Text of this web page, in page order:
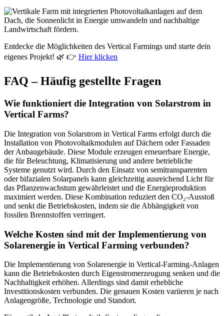
Entdecke die Möglichkeiten des Vertical Farmings und starte dein
eigenes Projekt! 🌿 👉 Hier klicken
FAQ – Häufig gestellte Fragen
Wie funktioniert die Integration von Solarstrom in
Vertical Farms?
Die Integration von Solarstrom in Vertical Farms erfolgt durch die
Installation von Photovoltaikmodulen auf Dächern oder Fassaden
der Anbaugebäude. Diese Module erzeugen erneuerbare Energie,
die für Beleuchtung, Klimatisierung und andere betriebliche
Systeme genutzt wird. Durch den Einsatz von semitransparenten
oder bifazialen Solarpanels kann gleichzeitig ausreichend Licht für
das Pflanzenwachstum gewährleistet und die Energieproduktion
maximiert werden. Diese Kombination reduziert den CO₂-Ausstoß
und senkt die Betriebskosten, indem sie die Abhängigkeit von
fossilen Brennstoffen verringert.
Welche Kosten sind mit der Implementierung von
Solarenergie in Vertical Farming verbunden?
Die Implementierung von Solarenergie in Vertical-Farming-Anlagen
kann die Betriebskosten durch Eigenstromerzeugung senken und die
Nachhaltigkeit erhöhen. Allerdings sind damit erhebliche
Investitionskosten verbunden. Die genauen Kosten variieren je nach
Anlagengröße, Technologie und Standort.